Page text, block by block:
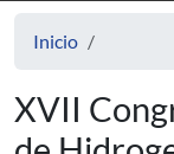
Inicio
XVII